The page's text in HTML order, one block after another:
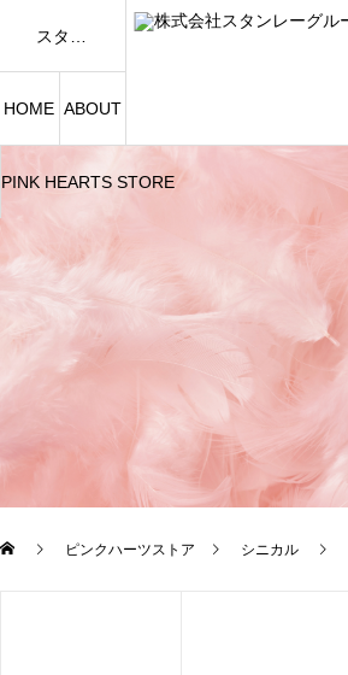
HOME ABOUT
PINK HEARTS STORE
ピンクハーツストア シニカル